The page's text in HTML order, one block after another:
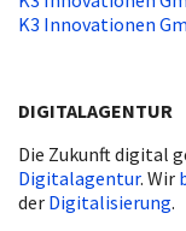
K3 Innovationen
DIGITALAGENTUR
Die Zukunft digital
Digitalagentur. Wir
der Digitalisierung.